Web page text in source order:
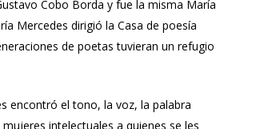
Cobo Borda y fue la misma María
Mercedes dirigió la Casa de poesía
de poetas tuvieran un refugio
encontró el tono, la voz, la palabra
intelectuales a quienes se les